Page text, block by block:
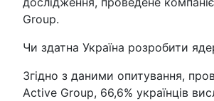
Group.
Чи здатна Україна розробити
Згідно з даними опитування,
Active Group, 66,6% українців